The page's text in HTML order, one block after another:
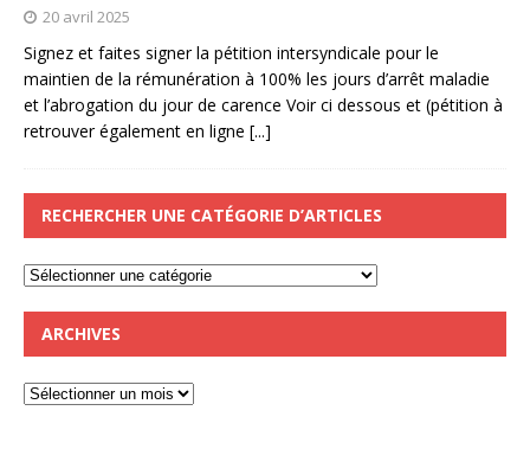
20 avril 2025
Signez et faites signer la pétition intersyndicale pour le
maintien de la rémunération à 100% les jours d’arrêt maladie
et l’abrogation du jour de carence Voir ci dessous et (pétition à
retrouver également en ligne [...]
RECHERCHER UNE CATÉGORIE D’ARTICLES
ARCHIVES